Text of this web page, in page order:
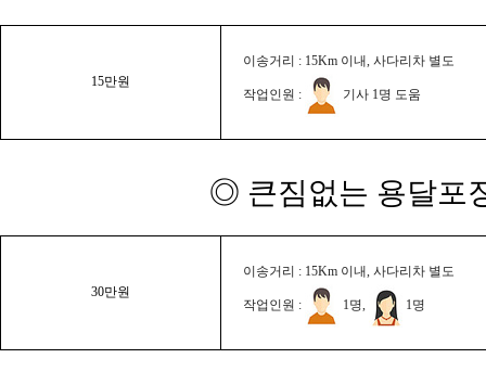
15만원
이송거리 : 15Km 이내, 사다리차 별도
작업인원 : 기사 1명 도움
◎ 큰짐없는 용달포
30만원
이송거리 : 15Km 이내, 사다리차 별도
작업인원 : 1명, 1명